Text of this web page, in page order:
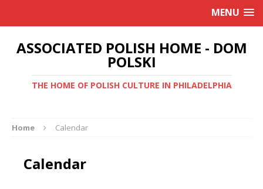
MENU
ASSOCIATED POLISH HOME - DOM
POLSKI
THE HOME OF POLISH CULTURE IN PHILADELPHIA
Home Calendar
Calendar